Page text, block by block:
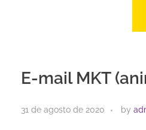
E-mail MKT
31 de agosto de 2020 by